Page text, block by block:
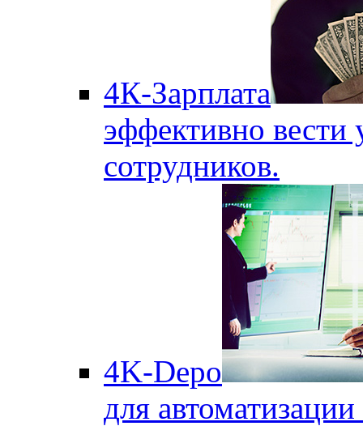
4К-Зарплата
эффективно вести
сотрудников.
4K-Depo
для